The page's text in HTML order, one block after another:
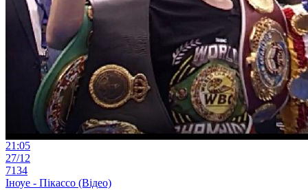
21:05
27/12
7134
Іноуе - Пікассо (Відео)